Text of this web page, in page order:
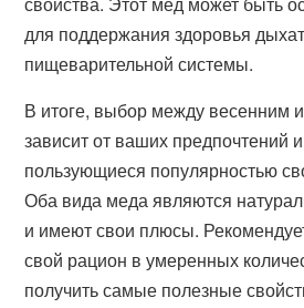
для поддержания здоровья
пищеварительной системы.
В итоге, выбор между весенним
зависит от ваших предпочтений
пользующиеся популярностью
Оба вида меда являются
и имеют свои плюсы.
свой рацион в умеренных
получить самые полезные